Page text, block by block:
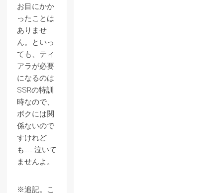
お目にかか
ったことは
ありませ
ん。といっ
ても、ティ
アラが必要
になるのは
SSRの特訓
時なので、
ボクには関
係ないので
すけれど
も……泣いて
ませんよ。
※追記。こ